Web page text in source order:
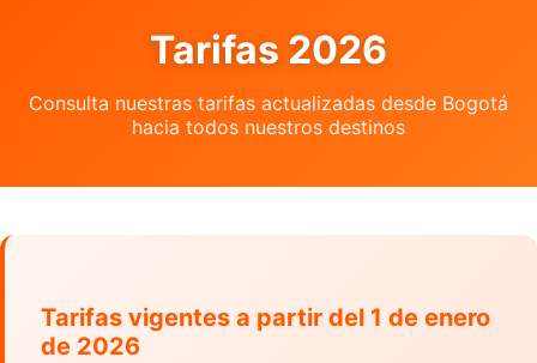
Horarios y Destinos
Nuestra Historia
Tarifas 2026
Consulta nuestras tarifas actualizadas desde Bogotá
hacia todos nuestros destinos
Tarifas vigentes a partir del 1 de enero
de 2026